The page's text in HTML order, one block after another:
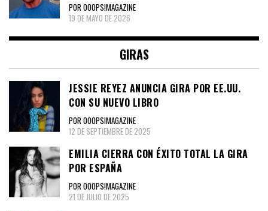
POR OOOPS!MAGAZINE
19 DE MAYO DE 2026
GIRAS
JESSIE REYEZ ANUNCIA GIRA POR EE.UU.
CON SU NUEVO LIBRO
POR OOOPS!MAGAZINE
12 DE SEPTIEMBRE DE 2025
EMILIA CIERRA CON ÉXITO TOTAL LA GIRA
POR ESPAÑA
POR OOOPS!MAGAZINE
21 DE JULIO DE 2025